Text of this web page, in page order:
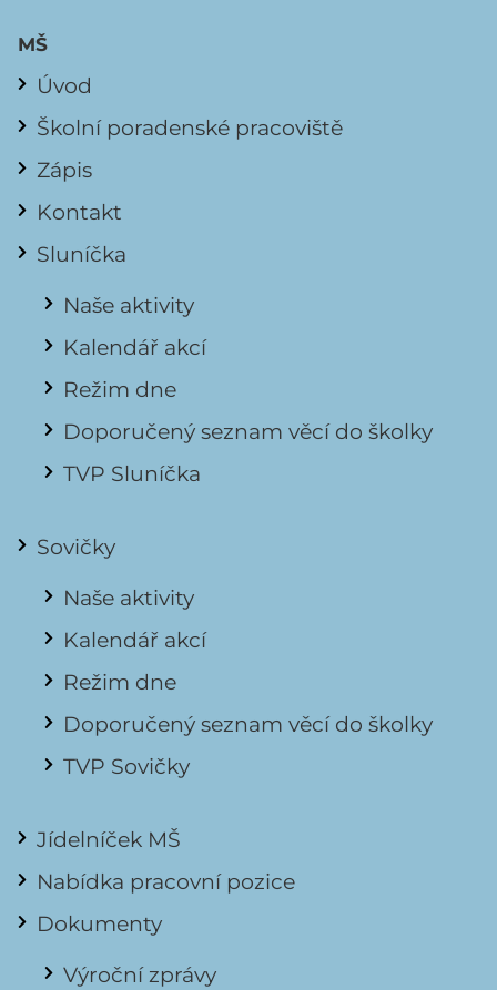
MŠ
Úvod
Školní poradenské pracoviště
Zápis
Kontakt
Sluníčka
Naše aktivity
Kalendář akcí
Režim dne
Doporučený seznam věcí do školky
TVP Sluníčka
Sovičky
Naše aktivity
Kalendář akcí
Režim dne
Doporučený seznam věcí do školky
TVP Sovičky
Jídelníček MŠ
Nabídka pracovní pozice
Dokumenty
Výroční zprávy